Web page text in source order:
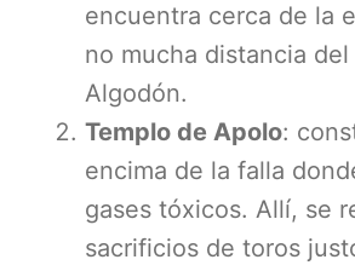
encuentra cerca de la
no mucha distancia
Algodón.
Templo de Apolo:
encima de la falla
gases tóxicos. Allí, se
sacrificios de toros